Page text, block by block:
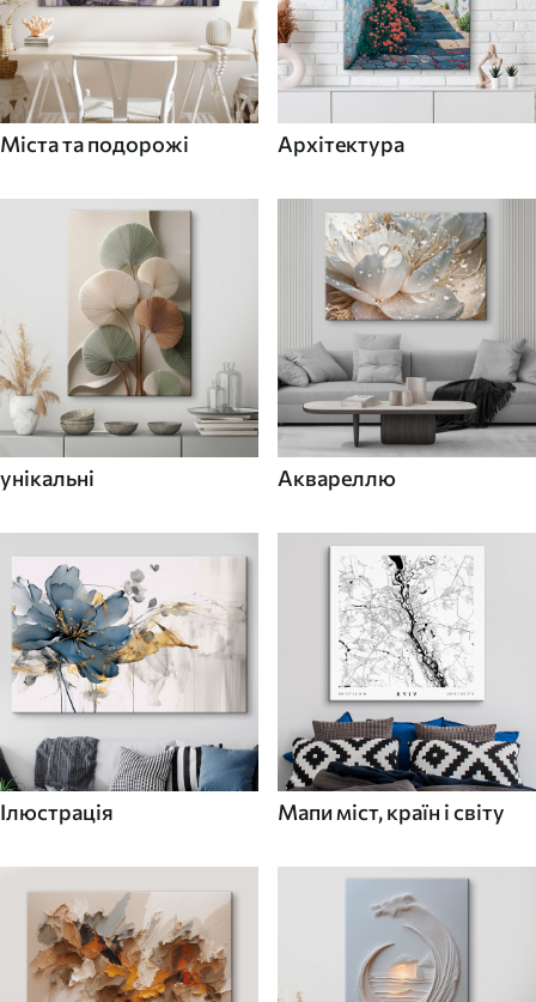
Міста та подорожі Архітектура
унікальні Аквареллю
Ілюстрація Мапи міст, країн і світу